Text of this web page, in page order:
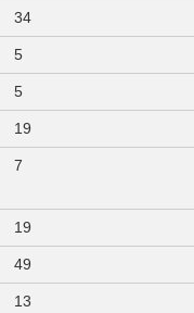
34
5
5
19
7
19
49
13